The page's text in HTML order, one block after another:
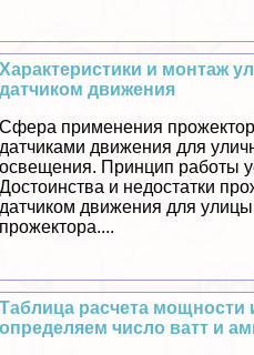
Хаpaктеристики и монтаж
датчиком движения
Сфера применения
датчиками движения для
освещения. Принцип работы
Достоинства и недостатки
датчиком движения для
прожектора....
Таблица расчета мощности
определяем число ватт и